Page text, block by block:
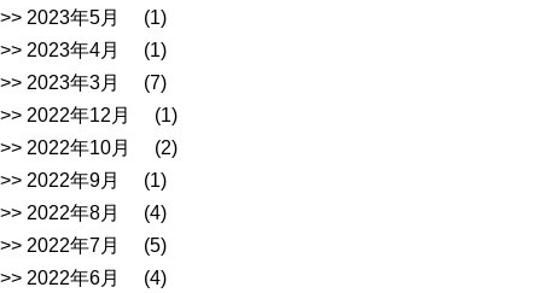
2023年5月
(1)
2023年4月
(1)
2023年3月
(7)
2022年12月
(1)
2022年10月
(2)
2022年9月
(1)
2022年8月
(4)
2022年7月
(5)
2022年6月
(4)